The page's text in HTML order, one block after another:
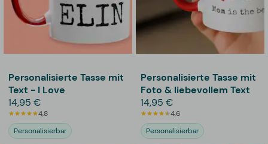
Personalisierte Tasse mit
Text - I Love
14,95 €
4,8
Personalisierbar
Personalisierte Tasse mit
Foto & liebevollem Text
14,95 €
4,6
Personalisierbar